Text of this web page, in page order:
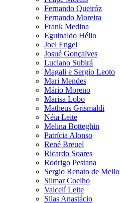
Fernando Queiróz
Fernando Moreira
Frank Medina
Eguinaldo Hélio
Joel Engel
Josué Gonçalves
Luciano Subirá
Magali e Sergio Leoto
Mari Mendes
Mário Moreno
Marisa Lobo
Matheus Grismaldi
Néia Leite
Melina Botteghin
Patrícia Alonso
René Breuel
Ricardo Soares
Rodrigo Pestana
Sergio Renato de Mello
Silmar Coelho
Valcelí Leite
Silas Anastácio